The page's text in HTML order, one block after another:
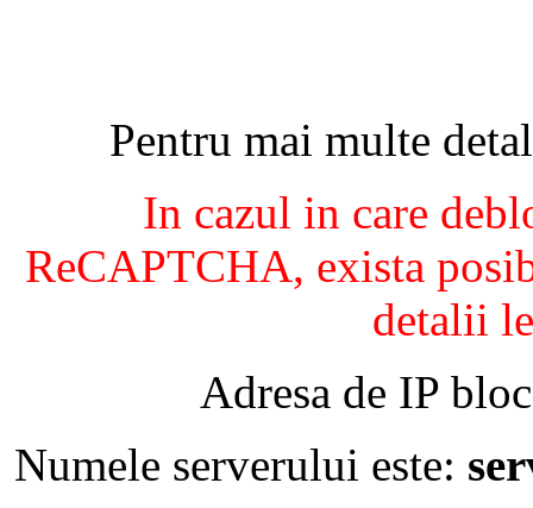
Pentru mai multe
In cazul in care
ReCAPTCHA, exista
detalii
Adresa de IP
Numele serverului este: